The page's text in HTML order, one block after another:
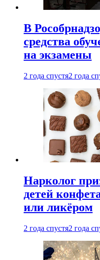
В
средства
на экзамены
2 года спустя2 года
Нарколог
детей
или ликёром
2 года спустя2 года